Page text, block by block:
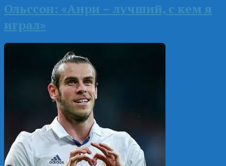
Ольссон: «Анри – лучший, с кем я
играл»